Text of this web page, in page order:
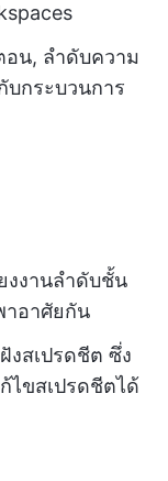
อน, ลำดับความ
บกระบวนการ
งงานลำดับชั้น
าอาศัยกัน
งสเปรดชีต ซึ่ง
ไขสเปรดชีตได้